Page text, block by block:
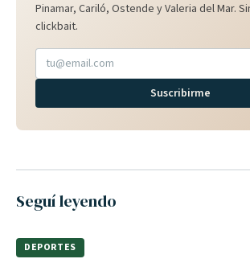
Pinamar, Cariló, Ostende y Valeria del Mar.
clickbait.
Suscribirme
Seguí leyendo
DEPORTES